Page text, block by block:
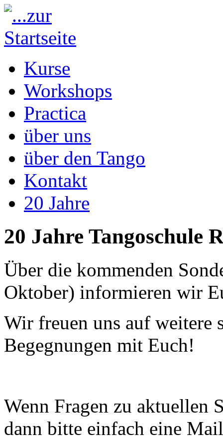
Kurse
Workshops
Practica
über uns
über den Tango
Kontakt
20 Jahre
20 Jahre Tangoschule
Über die kommenden
Oktober) informieren wir
Wir freuen uns auf weitere
Begegnungen mit Euch!
Wenn Fragen zu aktuellen
dann bitte einfach eine